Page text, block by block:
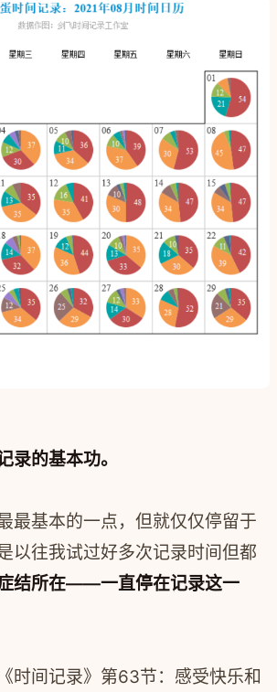
录的基本功。
最基本的一点，但就仅仅停留于
以往我试过好多次记录时间但都
结所在——一直停在记录这一
时间记录》第63节：感受快乐和